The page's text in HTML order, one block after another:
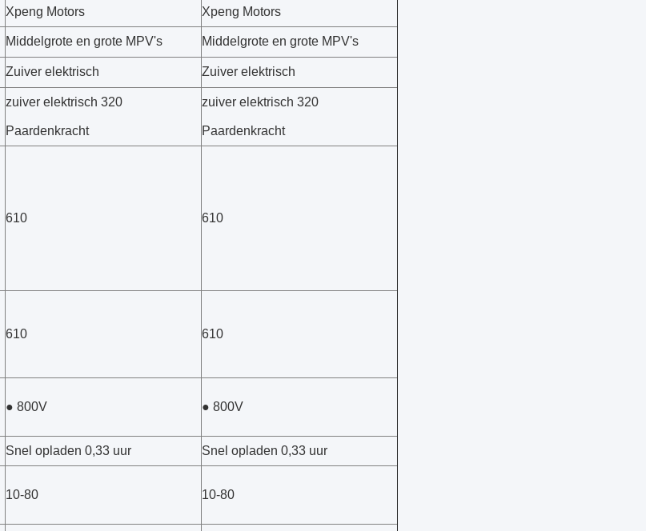
Xpeng Motors Xpeng Motors
Middelgrote en grote MPV's Middelgrote en grote MPV's
Zuiver elektrisch Zuiver elektrisch
zuiver elektrisch 320
Paardenkracht
zuiver elektrisch 320
Paardenkracht
610 610
610 610
● 800V ● 800V
Snel opladen 0,33 uur Snel opladen 0,33 uur
10-80 10-80